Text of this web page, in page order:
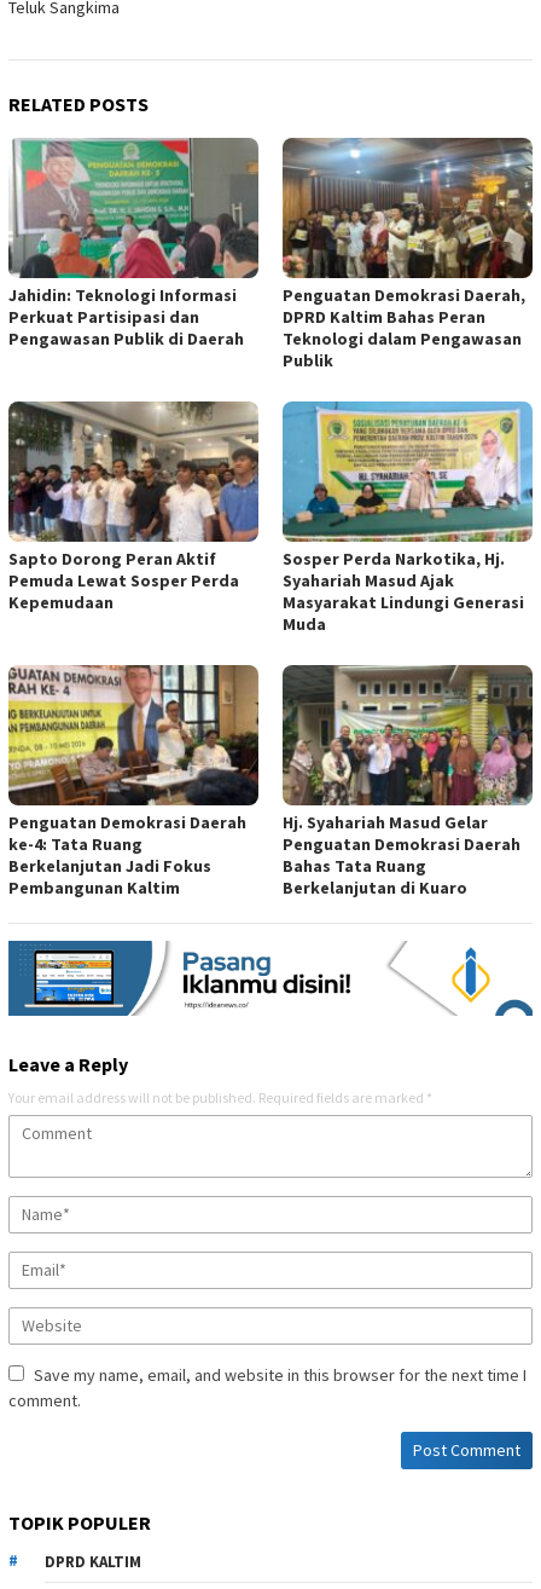
Teluk Sangkima
RELATED POSTS
Jahidin: Teknologi Informasi
Perkuat Partisipasi dan
Pengawasan Publik di Daerah
Penguatan Demokrasi Daerah,
DPRD Kaltim Bahas Peran
Teknologi dalam Pengawasan
Publik
Sapto Dorong Peran Aktif
Pemuda Lewat Sosper Perda
Kepemudaan
Sosper Perda Narkotika, Hj.
Syahariah Masud Ajak
Masyarakat Lindungi Generasi
Muda
Penguatan Demokrasi Daerah
ke-4: Tata Ruang
Berkelanjutan Jadi Fokus
Pembangunan Kaltim
Hj. Syahariah Masud Gelar
Penguatan Demokrasi Daerah
Bahas Tata Ruang
Berkelanjutan di Kuaro
Leave a Reply
Your email address will not be published. Required fields are marked *
Save my name, email, and website in this browser for the next time I
comment.
TOPIK POPULER
DPRD KALTIM